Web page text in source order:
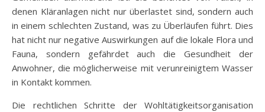
denen Kläranlagen nicht nur überlastet sind, sondern auch
in einem schlechten Zustand, was zu Überläufen führt. Dies
hat nicht nur negative Auswirkungen auf die lokale Flora und
Fauna, sondern gefährdet auch die Gesundheit der
Anwohner, die möglicherweise mit verunreinigtem Wasser
in Kontakt kommen.
Die rechtlichen Schritte der Wohltätigkeitsorganisation